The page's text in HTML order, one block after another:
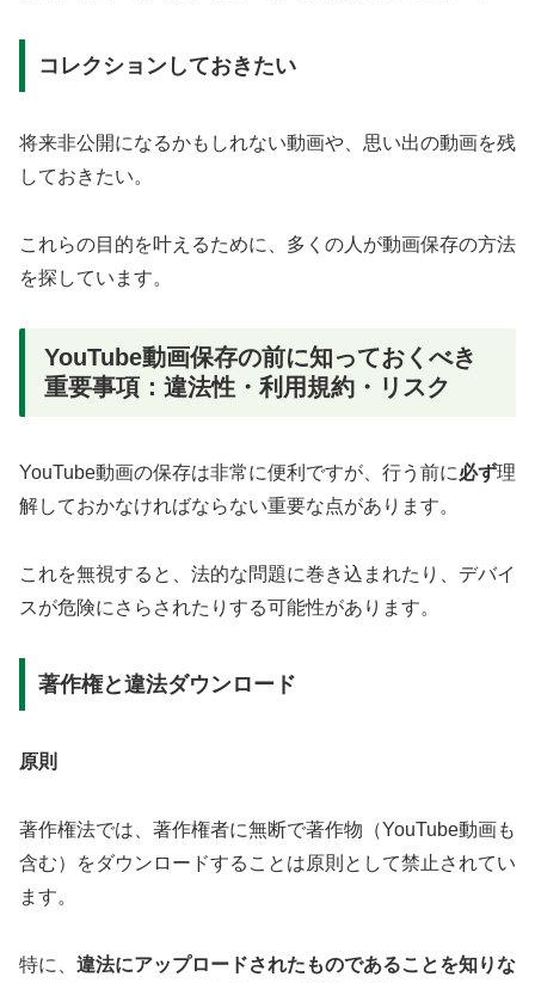
コレクションしておきたい
将来非公開になるかもしれない動画や、思い出の動画を残
しておきたい。
これらの目的を叶えるために、多くの人が動画保存の方法
を探しています。
YouTube動画保存の前に知っておくべき
重要事項：違法性・利用規約・リスク
YouTube動画の保存は非常に便利ですが、行う前に必ず理
解しておかなければならない重要な点があります。
これを無視すると、法的な問題に巻き込まれたり、デバイ
スが危険にさらされたりする可能性があります。
著作権と違法ダウンロード
原則
著作権法では、著作権者に無断で著作物（YouTube動画も
含む）をダウンロードすることは原則として禁止されてい
ます。
特に、 違法にアップロードされたものであることを知りな